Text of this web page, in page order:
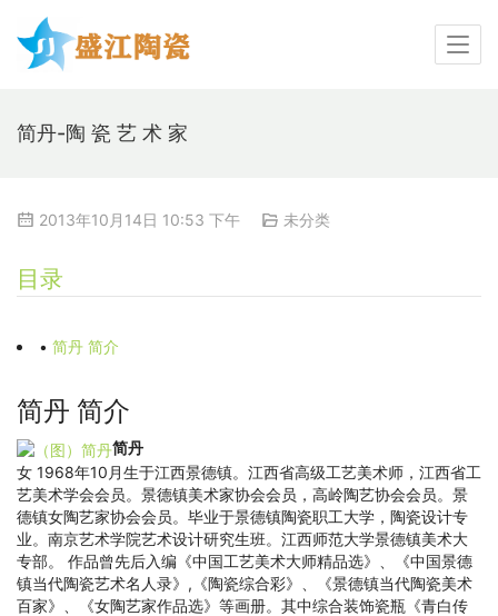
简丹-陶 瓷 艺 术 家
2013年10月14日 10:53 下午 未分类
目录
• 简丹 简介
简丹 简介
简丹
女 1968年10月生于江西景德镇。江西省高级工艺美术师，江西省工
艺美术学会会员。景德镇美术家协会会员，高岭陶艺协会会员。景
德镇女陶艺家协会会员。毕业于景德镇陶瓷职工大学，陶瓷设计专
业。南京艺术学院艺术设计研究生班。江西师范大学景德镇美术大
专部。 作品曾先后入编《中国工艺美术大师精品选》、《中国景德
镇当代陶瓷艺术名人录》,《陶瓷综合彩》、《景德镇当代陶瓷美术
百家》、《女陶艺家作品选》等画册。其中综合装饰瓷瓶《青白传